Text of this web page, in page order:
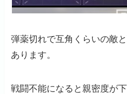
弾薬切れで互角くらいの敵
あります。
戦闘不能になると親密度が